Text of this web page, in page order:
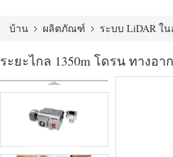
บ้าน ผลิตภัณฑ์ ระบบ LiDAR ใ
ระยะไกล 1350m โดรน ทางอ